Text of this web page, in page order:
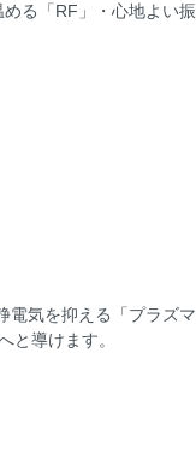
る「RF」・心地よい振
電気を抑える「プラズマ
と導けます。